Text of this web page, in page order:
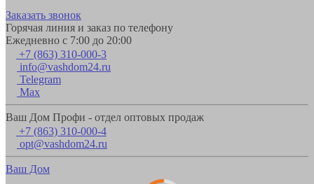
Заказать звонок
Горячая линия и заказ по телефону
Ежедневно с 7:00 до 20:00
+7 (863) 310-000-3
info@vashdom24.ru
Telegram
Max
Ваш Дом Профи - отдел оптовых продаж
+7 (863) 310-000-4
opt@vashdom24.ru
Ваш Дом